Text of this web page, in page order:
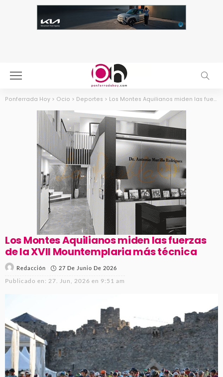
Ponferrada Hoy > Ocio > Deportes > Los Montes Aquilianos miden las fuerzas de la XVII Mountemplaria más técnica
Los Montes Aquilianos miden las fuerzas
de la XVII Mountemplaria más técnica
Redacción 27 De Junio De 2026
Publicado en: 27. Jun, 2026 en 9:51 am